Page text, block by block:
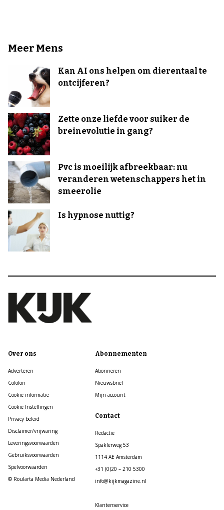
Meer Mens
Kan AI ons helpen om dierentaal te
ontcijferen?
Zette onze liefde voor suiker de
breinevolutie in gang?
Pvc is moeilijk afbreekbaar: nu
veranderen wetenschappers het in
smeerolie
Is hypnose nuttig?
Over ons
Adverteren
Colofon
Cookie informatie
Cookie Instellingen
Privacy beleid
Disclaimer/vrijwaring
Leveringsvoorwaarden
Gebruiksvoorwaarden
Spelvoorwaarden
© Roularta Media Nederland
Abonnementen
Abonneren
Nieuwsbrief
Mijn account
Contact
Redactie
Spaklerweg 53
1114 AE Amsterdam
+31 (0)20 – 210 5300
info@kijkmagazine.nl
Klantenservice